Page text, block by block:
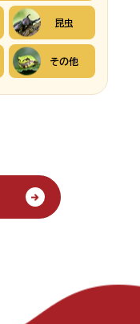
昆虫
その他